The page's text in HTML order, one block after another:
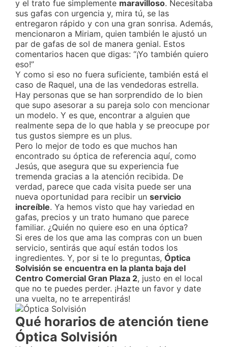
y el trato fue simplemente maravilloso. Necesitaba
sus gafas con urgencia y, mira tú, se las
entregaron rápido y con una gran sonrisa. Además,
mencionaron a Miriam, quien también le ajustó un
par de gafas de sol de manera genial. Estos
comentarios hacen que digas: “¡Yo también quiero
eso!”
Y como si eso no fuera suficiente, también está el
caso de Raquel, una de las vendedoras estrella.
Hay personas que se han sorprendido de lo bien
que supo asesorar a su pareja solo con mencionar
un modelo. Y es que, encontrar a alguien que
realmente sepa de lo que habla y se preocupe por
tus gustos siempre es un plus.
Pero lo mejor de todo es que muchos han
encontrado su óptica de referencia aquí, como
Jesús, que asegura que su experiencia fue
tremenda gracias a la atención recibida. De
verdad, parece que cada visita puede ser una
nueva oportunidad para recibir un servicio
increíble. Ya hemos visto que hay variedad en
gafas, precios y un trato humano que parece
familiar. ¿Quién no quiere eso en una óptica?
Si eres de los que ama las compras con un buen
servicio, sentirás que aquí están todos los
ingredientes. Y, por si te lo preguntas, Óptica
Solvisión se encuentra en la planta baja del
Centro Comercial Gran Plaza 2, justo en el local
que no te puedes perder. ¡Hazte un favor y date
una vuelta, no te arrepentirás!
Qué horarios de atención tiene
Óptica Solvisión